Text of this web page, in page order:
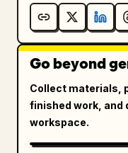
Go beyond
Collect materials,
finished work, and
workspace.